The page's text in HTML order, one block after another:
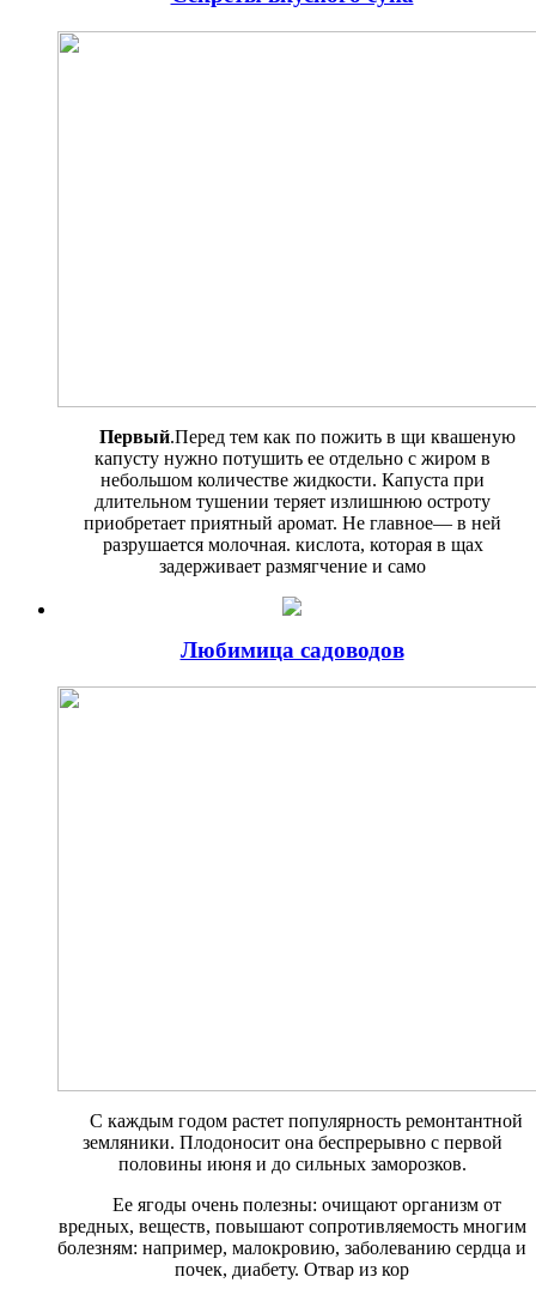
Первый.Перед тем как по пожить в щи квашеную
капусту нужно потушить ее отдельно с жи­ром в
небольшом количестве жид­кости. Капуста при
длительном тушении теряет излишнюю остроту
приобретает приятный аромат. Не главное— в ней
разрушается молочная. кислота, которая в щах
задерживает размягчение и само
Любимица садоводов
С каждым годом растет попу­лярность ремонтантной
зе­мляники. Плодоносит она беспрерывно с первой
половины июня и до сильных заморозков.
Ее ягоды очень полезны: очища­ют организм от
вредных, веществ, повышают сопротивляемость мно­гим
болезням: например, малокро­вию, заболеванию сердца и
почек, диабету. Отвар из кор